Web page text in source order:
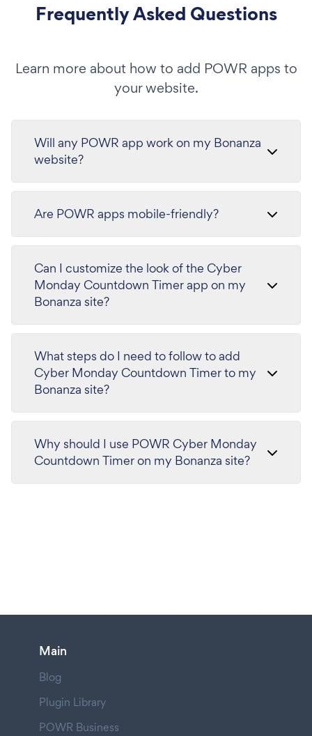
Frequently Asked Questions
Learn more about how to add POWR apps to
your website.
Will any POWR app work on my Bonanza
website?
Are POWR apps mobile-friendly?
Can I customize the look of the Cyber
Monday Countdown Timer app on my
Bonanza site?
What steps do I need to follow to add
Cyber Monday Countdown Timer to my
Bonanza site?
Why should I use POWR Cyber Monday
Countdown Timer on my Bonanza site?
Main
Blog
Plugin Library
POWR Business